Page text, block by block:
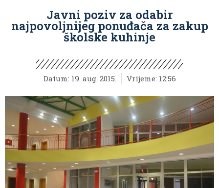
Javni poziv za odabir
najpovoljnijeg ponuđača za zakup
školske kuhinje
Datum: 19. aug. 2015. Vrijeme: 12:56